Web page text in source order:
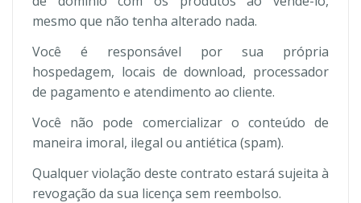
mesmo que não tenha alterado nada.
Você é responsável por sua própria
hospedagem, locais de download, processador
de pagamento e atendimento ao cliente.
Você não pode comercializar o conteúdo de
maneira imoral, ilegal ou antiética (spam).
Qualquer violação deste contrato estará sujeita à
revogação da sua licença sem reembolso.